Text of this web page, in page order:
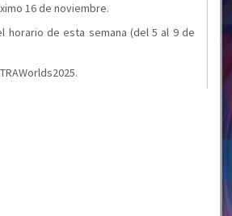
16 de noviembre.
horario de esta semana (del 5 al 9 de